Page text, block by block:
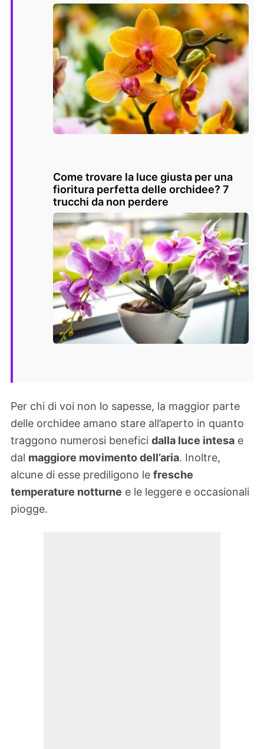
Come trovare la luce giusta per una
fioritura perfetta delle orchidee? 7
trucchi da non perdere
Per chi di voi non lo sapesse, la maggior parte
delle orchidee amano stare all’aperto in quanto
traggono numerosi benefici dalla luce intesa e
dal maggiore movimento dell’aria. Inoltre,
alcune di esse prediligono le fresche
temperature notturne e le leggere e occasionali
piogge.